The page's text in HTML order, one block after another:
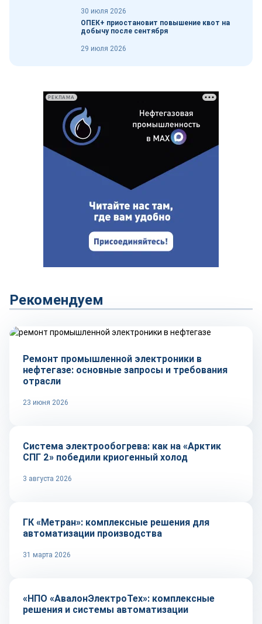
30 июля 2026
ОПЕК+ приостановит повышение квот на
добычу после сентября
29 июля 2026
РЕКЛАМА
Рекомендуем
Ремонт промышленной электроники в
нефтегазе: основные запросы и требования
отрасли
23 июня 2026
Технологии
Система электрообогрева: как на «Арктик
СПГ 2» победили криогенный холод
3 августа 2026
Репортаж
ГК «Метран»: комплексные решения для
автоматизации производства
31 марта 2026
Репортаж
«НПО «АвалонЭлектроТех»: комплексные
решения и системы автоматизации